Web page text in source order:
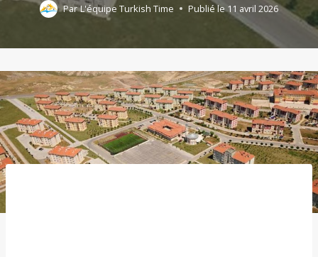
ParL'équipe Turkish Time Publié le11 avril 2026